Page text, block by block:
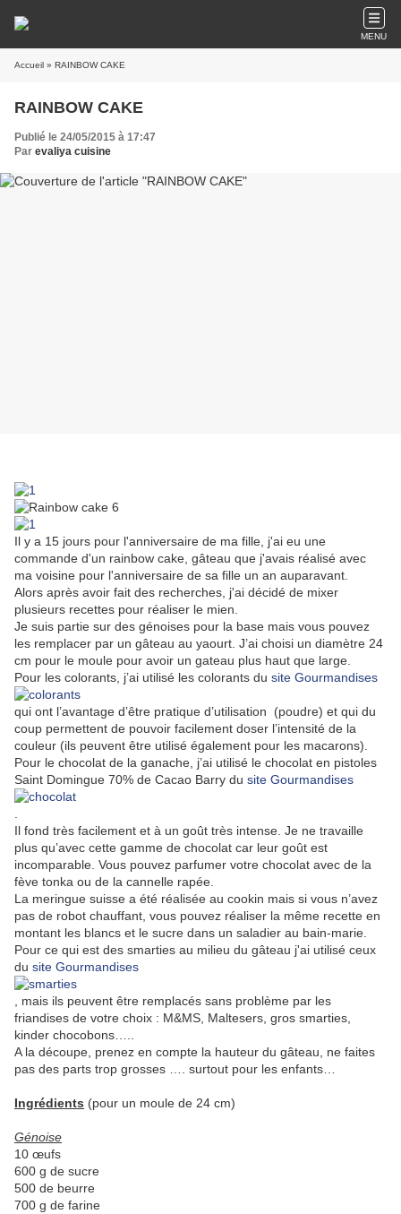
MENU
Accueil » RAINBOW CAKE
RAINBOW CAKE
Publié le 24/05/2015 à 17:47
Par evaliya cuisine
Il y a 15 jours pour l'anniversaire de ma fille, j'ai eu une
commande d'un rainbow cake, gâteau que j'avais réalisé avec
ma voisine pour l'anniversaire de sa fille un an auparavant.
Alors après avoir fait des recherches, j'ai décidé de mixer
plusieurs recettes pour réaliser le mien.
Je suis partie sur des génoises pour la base mais vous pouvez
les remplacer par un gâteau au yaourt. J’ai choisi un diamètre 24
cm pour le moule pour avoir un gateau plus haut que large.
Pour les colorants, j’ai utilisé les colorants du site Gourmandises
qui ont l’avantage d’être pratique d’utilisation (poudre) et qui du
coup permettent de pouvoir facilement doser l’intensité de la
couleur (ils peuvent être utilisé également pour les macarons).
Pour le chocolat de la ganache, j’ai utilisé le chocolat en pistoles
Saint Domingue 70% de Cacao Barry du site Gourmandises
Il fond très facilement et à un goût très intense. Je ne travaille
plus qu’avec cette gamme de chocolat car leur goût est
incomparable. Vous pouvez parfumer votre chocolat avec de la
fève tonka ou de la cannelle rapée.
La meringue suisse a été réalisée au cookin mais si vous n’avez
pas de robot chauffant, vous pouvez réaliser la même recette en
montant les blancs et le sucre dans un saladier au bain-marie.
Pour ce qui est des smarties au milieu du gâteau j'ai utilisé ceux
du site Gourmandises
, mais ils peuvent être remplacés sans problème par les
friandises de votre choix : M&MS, Maltesers, gros smarties,
kinder chocobons…..
A la découpe, prenez en compte la hauteur du gâteau, ne faites
pas des parts trop grosses …. surtout pour les enfants…
Ingrédients (pour un moule de 24 cm)
Génoise
10 œufs
600 g de sucre
500 de beurre
700 g de farine